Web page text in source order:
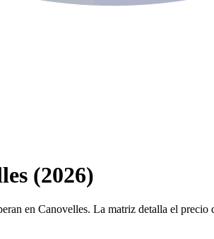
(2026)
en Canovelles. La matriz detalla el